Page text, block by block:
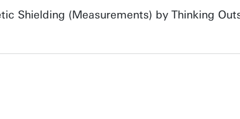
Shielding (Measurements) by Thinking